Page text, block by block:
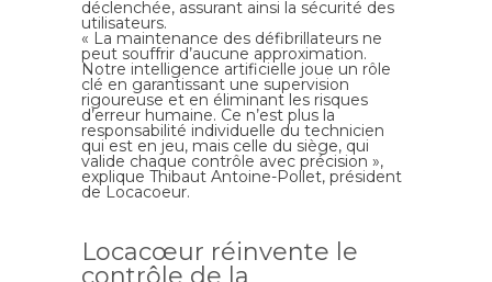
déclenchée, assurant ainsi la sécurité des
utilisateurs.
« La maintenance des défibrillateurs ne
peut souffrir d’aucune approximation.
Notre intelligence artificielle joue un rôle
clé en garantissant une supervision
rigoureuse et en éliminant les risques
d’erreur humaine. Ce n’est plus la
responsabilité individuelle du technicien
qui est en jeu, mais celle du siège, qui
valide chaque contrôle avec précision »,
explique Thibaut Antoine-Pollet, président
de Locacoeur.
Locacœur réinvente le
contrôle de la